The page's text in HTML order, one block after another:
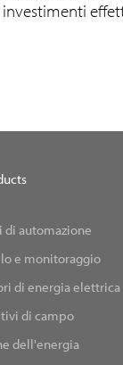
di automazione
e monitoraggio
di energia elettrica
di campo
dell'energia